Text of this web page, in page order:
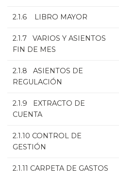
2.1.6 LIBRO MAYOR
2.1.7 VARIOS Y ASIENTOS
FIN DE MES
2.1.8 ASIENTOS DE
REGULACIÓN
2.1.9 EXTRACTO DE
CUENTA
2.1.10 CONTROL DE
GESTIÓN
2.1.11 CARPETA DE GASTOS